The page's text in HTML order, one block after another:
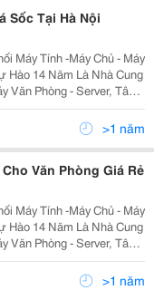
Sốc Tại Hà Nội
Máy Tính -Máy Chủ - Máy
Văn Phòng - Server, Tân
Tới Cho Quý Khách
Rẻ Nhất Hà Nội, >1 năm
Văn Phòng Giá Rẻ
Máy Tính -Máy Chủ - Máy
Văn Phòng - Server, Tân
Tới Cho Quý Khách
Rẻ Nhất Hà Nội, >1 năm